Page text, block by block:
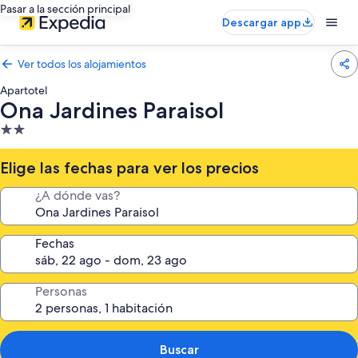
Pasar a la sección principal
Descargar app
Ver todos los alojamientos
Apartotel
Ona Jardines Paraisol
Alojamiento
de
2.0 estrellas
Elige las fechas para ver los precios
¿A dónde vas?
Fechas
Personas
Buscar